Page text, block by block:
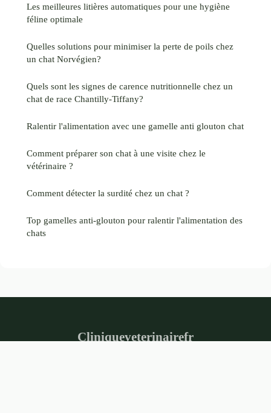
Les meilleures litières automatiques pour une hygiène
féline optimale
Quelles solutions pour minimiser la perte de poils chez
un chat Norvégien?
Quels sont les signes de carence nutritionnelle chez un
chat de race Chantilly-Tiffany?
Ralentir l'alimentation avec une gamelle anti glouton chat
Comment préparer son chat à une visite chez le
vétérinaire ?
Comment détecter la surdité chez un chat ?
Top gamelles anti-glouton pour ralentir l'alimentation des
chats
Cliniqueveterinairefr